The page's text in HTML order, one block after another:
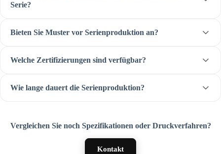
Serie?
Bieten Sie Muster vor Serienproduktion an?
Welche Zertifizierungen sind verfügbar?
Wie lange dauert die Serienproduktion?
Vergleichen Sie noch Spezifikationen oder Druckverfahren?
Kontakt